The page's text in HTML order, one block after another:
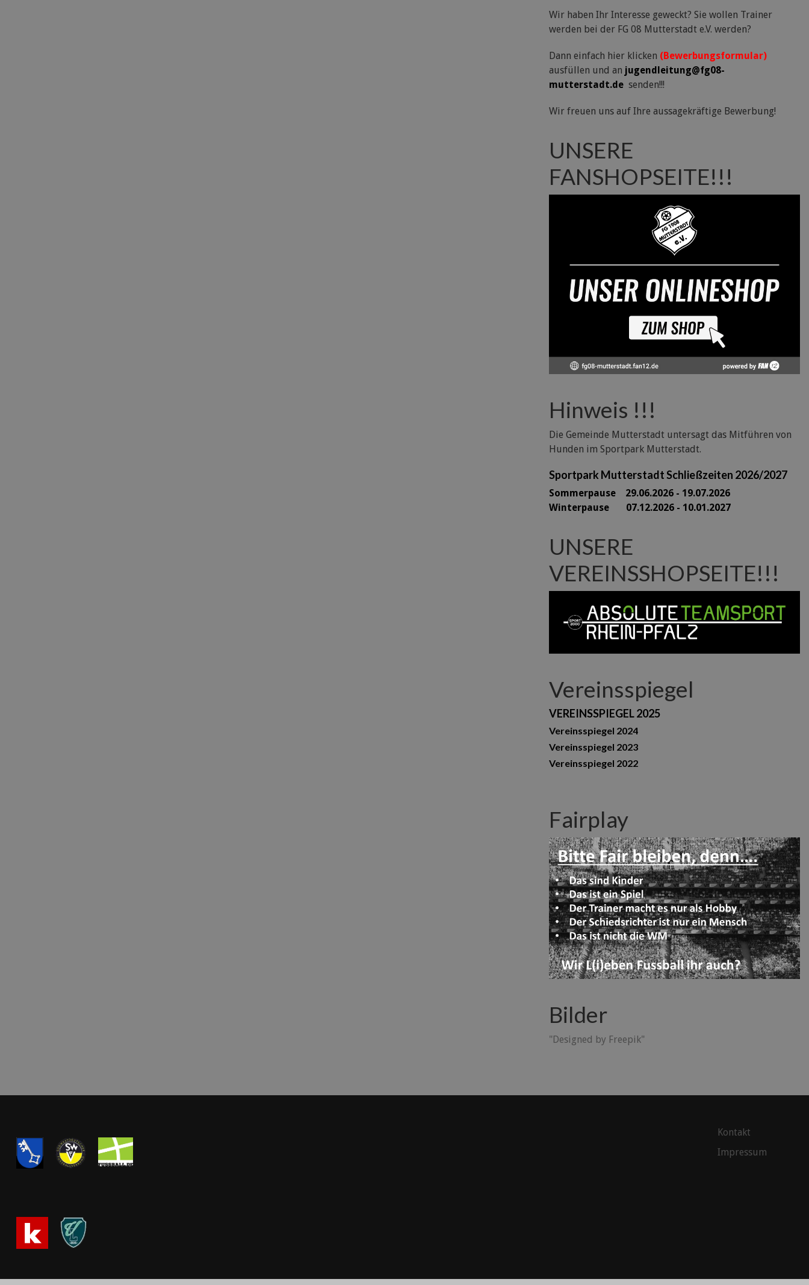
Wir haben Ihr Interesse geweckt? Sie wollen Trainer
werden bei der FG 08 Mutterstadt e.V. werden?
Dann einfach hier klicken (Bewerbungsformular)
ausfüllen und an jugendleitung@fg08-
mutterstadt.de senden!!!
Wir freuen uns auf Ihre aussagekräftige Bewerbung!
UNSERE
FANSHOPSEITE!!!
Hinweis !!!
Die Gemeinde Mutterstadt untersagt das Mitführen von
Hunden im Sportpark Mutterstadt.
Sportpark Mutterstadt Schließzeiten 2026/2027
Sommerpause 29.06.2026 - 19.07.2026
Winterpause 07.12.2026 - 10.01.2027
UNSERE
VEREINSSHOPSEITE!!!
Vereinsspiegel
VEREINSSPIEGEL 2025
Vereinsspiegel 2024
Vereinsspiegel 2023
Vereinsspiegel 2022
Fairplay
Bilder
"Designed by Freepik"
Kontakt
Impressum